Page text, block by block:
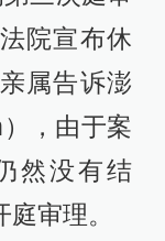
院宣布休
属告诉澎
，由于案
然没有结
审理。